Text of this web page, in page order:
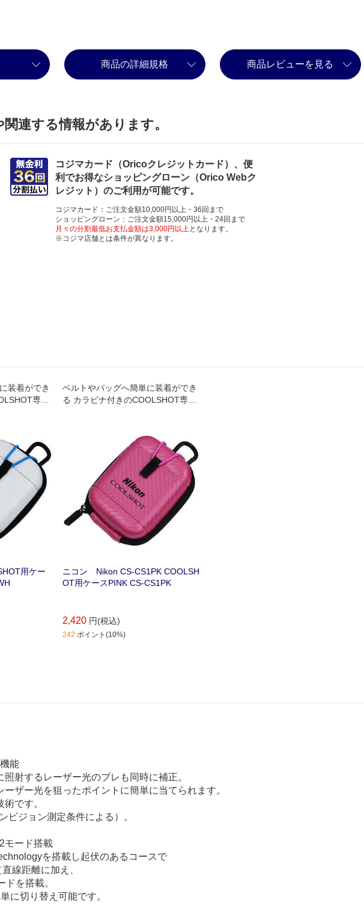
商品の詳細規格 商品レビューを見る
連する情報があります。
コジマカード（Oricoクレジットカード）、便
利でお得なショッピングローン（Orico Webク
レジット）のご利用が可能です。
コジマカード：ご注文金額10,000円以上・36回まで
ショッピングローン：ご注文金額15,000円以上・24回まで
月々の分割最低お支払金額は3,000円以上 となります。
※コジマ店舗とは条件が異なります。
装着ができ
専用
用ケー
ベルトやバッグへ簡単に装着ができ
る カラビナ付きのCOOLSHOT専用
ニコン Nikon CS-CS1PK COOLSH
OT用ケースPINK CS-CS1PK
2,420 円(税込)
242 ポイント(10%)
能
射するレーザー光のブレも同時に補正。
ザー光を狙ったポイントに簡単に当てられます。
です。
ビジョン測定条件による）。
モード搭載
を搭載し起伏のあるコースで
線距離に加え、
を搭載。
に切り替え可能です。